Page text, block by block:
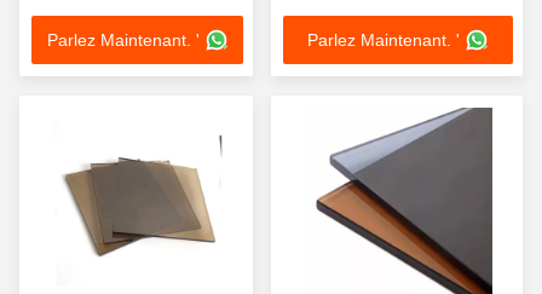
Laqué verre flottant
différent
Parlez Maintenant. '
10mm 12mm 15mm 19mm
haut prix de verre flottant
transparent incolore
Parlez Maintenant. '